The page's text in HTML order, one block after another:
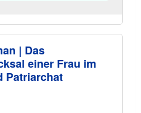
| Das
einer Frau im
Patriarchat